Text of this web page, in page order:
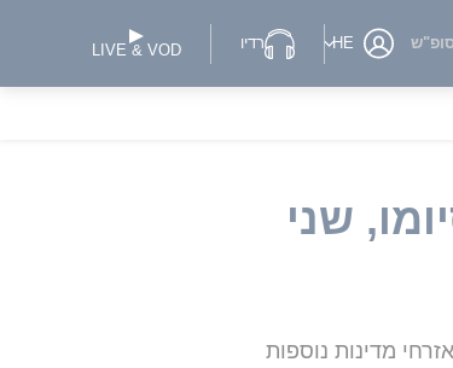
HE רדיו LIVE & VOD
שני
לפנות מטנריף שישה מנוסעי הספינה, והולנד - 18 נוספים • אזרחי מדינות נוספות